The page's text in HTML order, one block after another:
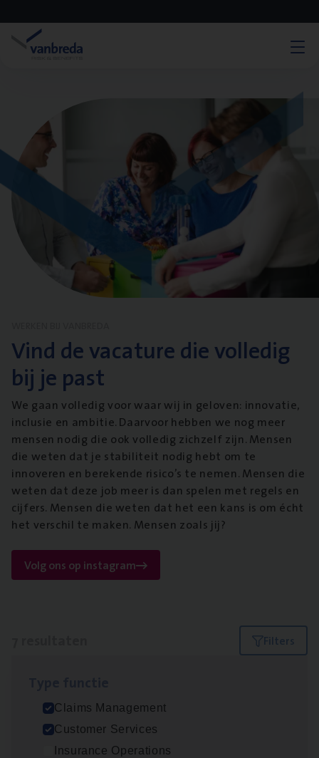
Vind de vacature die volledig
bij je past
We gaan volledig voor waar wij in geloven: innovatie,
inclusie en ambitie. Daarvoor hebben we nog meer
mensen nodig die ook volledig zichzelf zijn. Mensen
die weten dat je stabiliteit nodig hebt om te
innoveren en berekende risico’s te nemen. Mensen die
weten dat deze job meer is dan spelen met regels en
cijfers. Mensen die weten dat het een kans is om écht
het verschil te maken. Mensen zoals jij?
Volg ons op instagram
Filters
Claims Management
Customer Services
Insurance Operations
(Agi­le)ITPro­ject Manager
IT, Change & Innovation
Antwerpen